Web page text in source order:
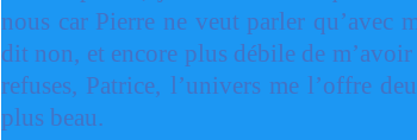
nous car Pierre ne veut parler qu’avec
dit non, et encore plus débile de
refuses, Patrice, l’univers me l’offre
plus beau.